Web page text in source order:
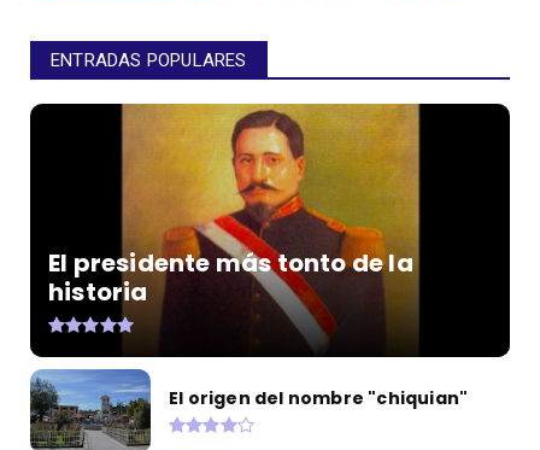
ENTRADAS POPULARES
El presidente más tonto de la
historia
El origen del nombre "chiquian"